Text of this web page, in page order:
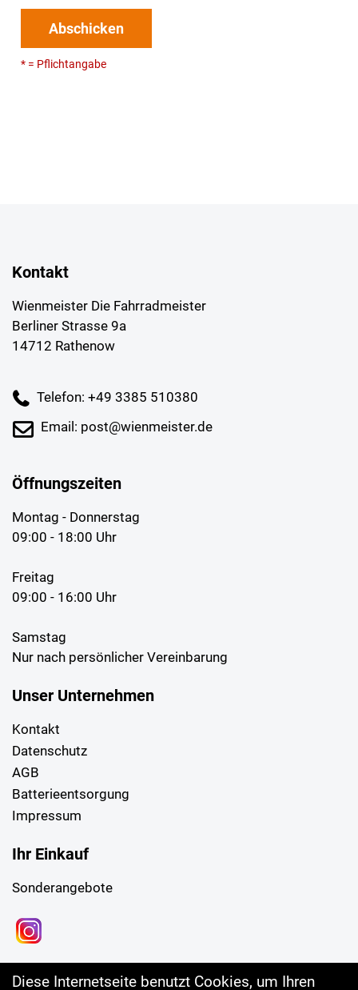
Abschicken
* = Pflichtangabe
Kontakt
Wienmeister Die Fahrradmeister
Berliner Strasse 9a
14712 Rathenow
Telefon: +49 3385 510380
Email: post@wienmeister.de
Öffnungszeiten
Montag - Donnerstag
09:00 - 18:00 Uhr
Freitag
09:00 - 16:00 Uhr
Samstag
Nur nach persönlicher Vereinbarung
Unser Unternehmen
Kontakt
Datenschutz
AGB
Batterieentsorgung
Impressum
Ihr Einkauf
Sonderangebote
Diese Internetseite benutzt Cookies, um Ihren